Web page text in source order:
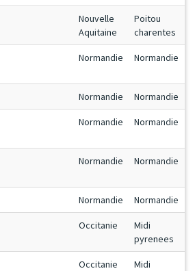
Nouvelle
Aquitaine
Poitou
charentes
Normandie Normandie
Normandie Normandie
Normandie Normandie
Normandie Normandie
Normandie Normandie
Occitanie
Midi
pyrenees
Occitanie
Midi